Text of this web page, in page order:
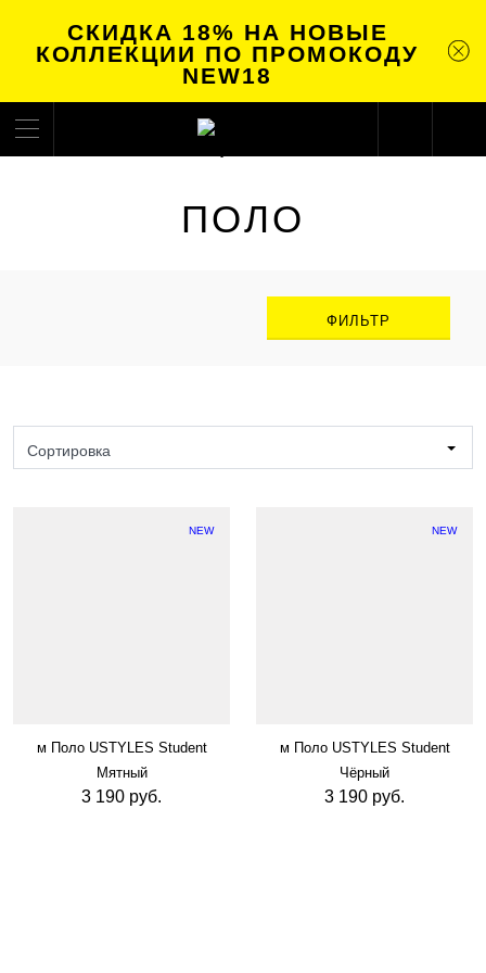
СКИДКА 18% НА НОВЫЕ
КОЛЛЕКЦИИ ПО ПРОМОКОДУ
NEW18
ПОЛО
ФИЛЬТР
Сортировка
NEW
м Поло USTYLES Student
Мятный
3 190 руб.
NEW
м Поло USTYLES Student
Чёрный
3 190 руб.